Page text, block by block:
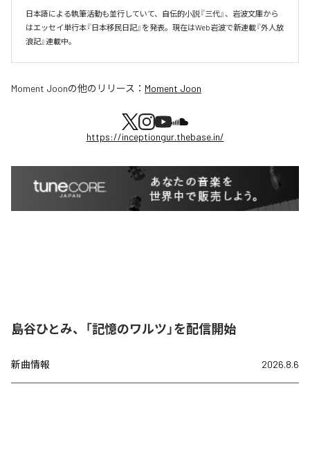
日本語による執筆活動も並行していて、自伝的小説『三代』、岩波文庫から
はエッセイ単行本『日本移民日記』を発表。現在はWeb岩波で新連載『外人放
浪記』連載中。
Moment Joonの他のリリース： Moment Joon
https://inceptiongur.thebase.in/
島谷ひとみ、「記憶のワルツ」を配信開始
新曲情報 2026.8.6